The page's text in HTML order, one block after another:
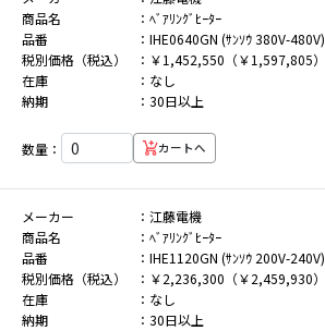
商品名
ﾍﾞｱﾘﾝｸﾞﾋｰﾀｰ
品番
IHE0640GN (ｻﾝｿｳ 380V-480V)
税別価格（税込）
￥1,452,550（￥1,597,805）
在庫
なし
納期
30日以上
数量： カートへ
メーカー
江藤電機
商品名
ﾍﾞｱﾘﾝｸﾞﾋｰﾀｰ
品番
IHE1120GN (ｻﾝｿｳ 200V-240V)
税別価格（税込）
￥2,236,300（￥2,459,930）
在庫
なし
納期
30日以上